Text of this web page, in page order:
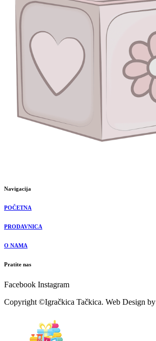
Navigacija
POČETNA
PRODAVNICA
O NAMA
Pratite nas
Facebook Instagram
Copyright ©Igračkica Tačkica. Web Design by